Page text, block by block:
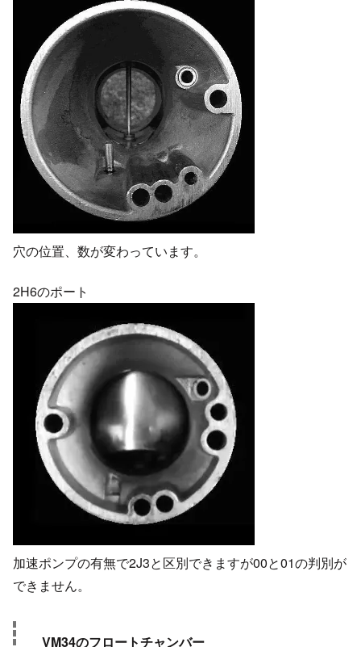
穴の位置、数が変わっています。
2H6のポート
加速ポンプの有無で2J3と区別できますが00と01の判別が
できません。
VM34のフロートチャンバー